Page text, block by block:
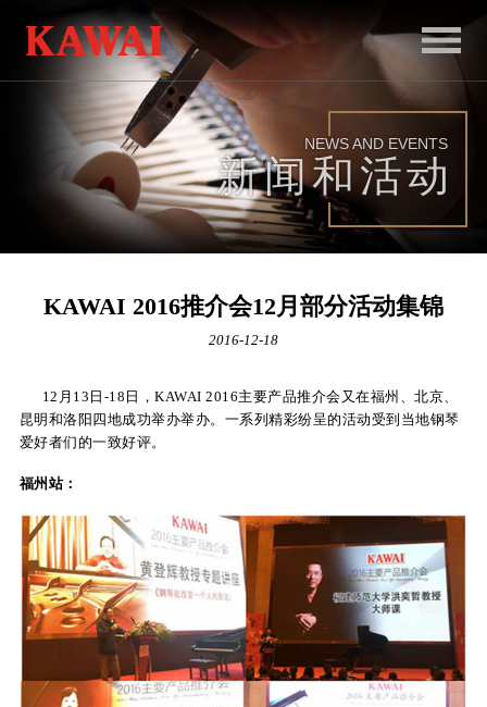
首
页
关
们
联
NEWS AND EVENTS
新闻和活动
KAWAI 2016推介会12月部分活动集锦
2016-12-18
12月13日-18日，KAWAI 2016主要产品推介会又在福州、北京、
昆明和洛阳四地成功举办举办。一系列精彩纷呈的活动受到当地钢琴
爱好者们的一致好评。
福州站：